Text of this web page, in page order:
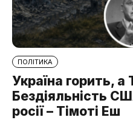
ПОЛІТИКА
Україна горить,
Бездіяльність
росії – Тімоті Еш